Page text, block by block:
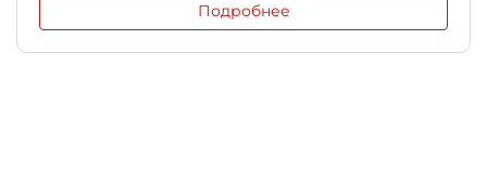
Подробнее